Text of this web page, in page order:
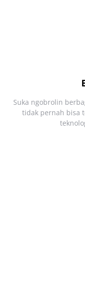
Suka ngobrolin
tidak pernah bisa